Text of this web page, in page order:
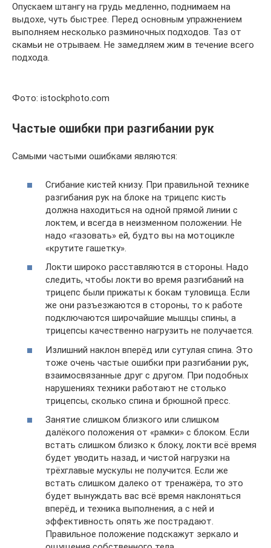
Опускаем штангу на грудь медленно, поднимаем на
выдохе, чуть быстрее. Перед основным упражнением
выполняем несколько разминочных подходов. Таз от
скамьи не отрываем. Не замедляем жим в течение всего
подхода.
Фото: istockphoto.com
Частые ошибки при разгибании рук
Самыми частыми ошибками являются:
Сгибание кистей книзу. При правильной технике
разгибания рук на блоке на трицепс кисть
должна находиться на одной прямой линии с
локтем, и всегда в неизменном положении. Не
надо «газовать» ей, будто вы на мотоцикле
«крутите гашетку».
Локти широко расставляются в стороны. Надо
следить, чтобы локти во время разгибаний на
трицепс были прижаты к бокам туловища. Если
же они разъезжаются в стороны, то к работе
подключаются широчайшие мышцы спины, а
трицепсы качественно нагрузить не получается.
Излишний наклон вперёд или сутулая спина. Это
тоже очень частые ошибки при разгибании рук,
взаимосвязанные друг с другом. При подобных
нарушениях техники работают не столько
трицепсы, сколько спина и брюшной пресс.
Занятие слишком близкого или слишком
далёкого положения от «рамки» с блоком. Если
встать слишком близко к блоку, локти всё время
будет уводить назад, и чистой нагрузки на
трёхглавые мускулы не получится. Если же
встать слишком далеко от тренажёра, то это
будет вынуждать вас всё время наклоняться
вперёд, и техника выполнения, а с ней и
эффективность опять же пострадают.
Правильное положение подскажут зеркало и